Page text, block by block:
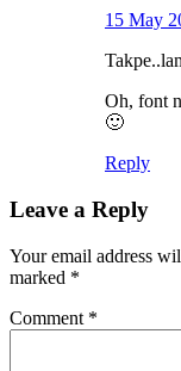
15 May
Oh, font
🙂
Reply
Leave a Reply
Your email address
marked *
Comment *